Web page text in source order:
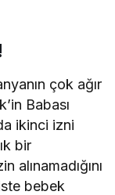
çok ağır
Babası
ikinci izni
bir
alınamadığını
bebek